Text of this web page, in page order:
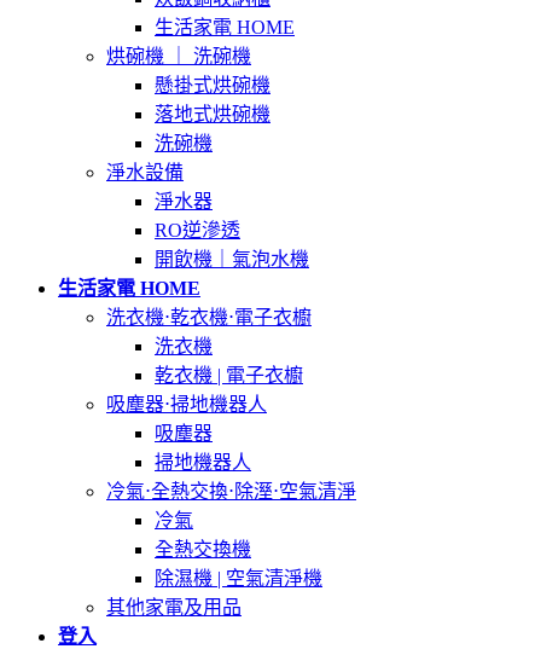
生活家電 HOME
烘碗機 ｜ 洗碗機
懸掛式烘碗機
落地式烘碗機
洗碗機
淨水設備
淨水器
RO逆滲透
開飲機｜氣泡水機
生活家電 HOME
洗衣機⋅乾衣機⋅電子衣櫥
洗衣機
乾衣機 | 電子衣櫥
吸塵器⋅掃地機器人
吸塵器
掃地機器人
冷氣⋅全熱交換⋅除溼⋅空氣清淨
冷氣
全熱交換機
除濕機 | 空氣清淨機
其他家電及用品
登入